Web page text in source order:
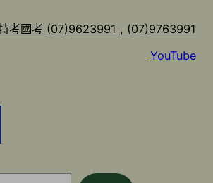
考國考 (07)9623991 , (07)9763991
YouTube